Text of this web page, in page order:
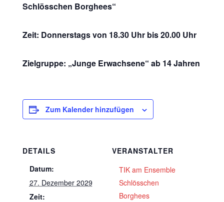
Schlösschen Borghees“
Zeit: Donnerstags von 18.30 Uhr bis 20.00 Uhr
Zielgruppe: „Junge Erwachsene“ ab 14 Jahren
Zum Kalender hinzufügen
DETAILS
Datum:
27. Dezember 2029
Zeit:
VERANSTALTER
TIK am Ensemble
Schlösschen
Borghees